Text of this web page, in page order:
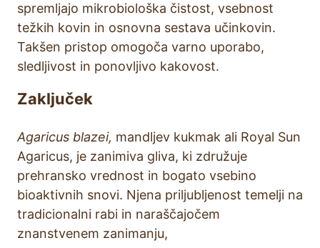
spremljajo mikrobiološka čistost, vsebnost
težkih kovin in osnovna sestava učinkovin.
Takšen pristop omogoča varno uporabo,
sledljivost in ponovljivo kakovost.
Zaključek
Agaricus blazei, mandljev kukmak ali Royal Sun
Agaricus, je zanimiva gliva, ki združuje
prehransko vrednost in bogato vsebino
bioaktivnih snovi. Njena priljubljenost temelji na
tradicionalni rabi in naraščajočem
znanstvenem zanimanju,